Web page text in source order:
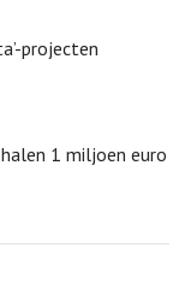
projecten
1 miljoen euro